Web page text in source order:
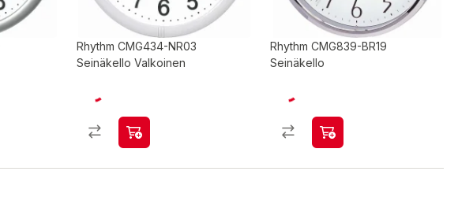
Rhythm CMG434-NR03
Seinäkello Valkoinen
Rhythm CMG839-BR19
Seinäkello